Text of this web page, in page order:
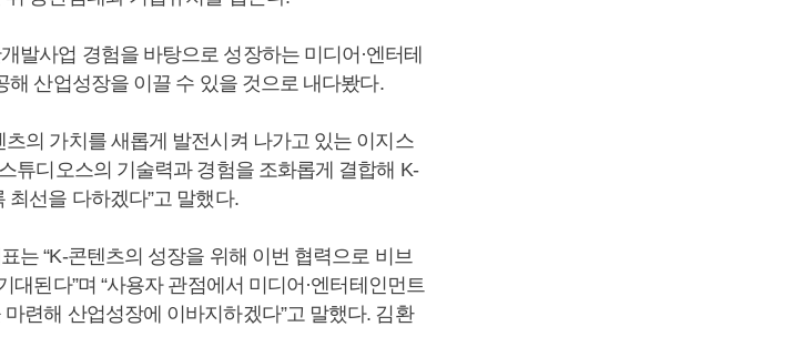
발사업 경험을 바탕으로 성장하는 미디어·엔터테
산업성장을 이끌 수 있을 것으로 내다봤다.
의 가치를 새롭게 발전시켜 나가고 있는 이지스
튜디오스의 기술력과 경험을 조화롭게 결합해 K-
선을 다하겠다”고 말했다.
는 “K-콘텐츠의 성장을 위해 이번 협력으로 비브
된다”며 “사용자 관점에서 미디어·엔터테인먼트
련해 산업성장에 이바지하겠다”고 말했다. 김환